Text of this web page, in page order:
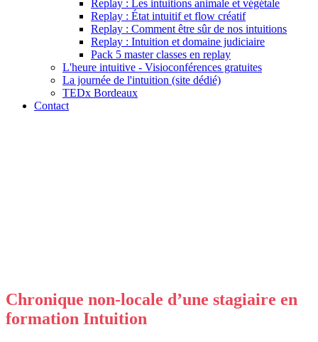
Replay : Les intuitions animale et végétale
Replay : État intuitif et flow créatif
Replay : Comment être sûr de nos intuitions
Replay : Intuition et domaine judiciaire
Pack 5 master classes en replay
L'heure intuitive - Visioconférences gratuites
La journée de l'intuition (site dédié)
TEDx Bordeaux
Contact
Chronique non-locale d’une stagiaire en
formation Intuition